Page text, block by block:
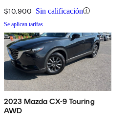
$10,900 Sin calificación
Se aplican tarifas
2023 Mazda CX-9 Touring
AWD